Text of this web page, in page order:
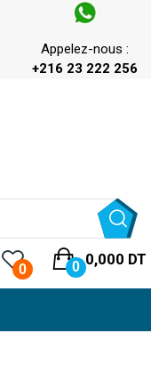
Appelez-nous :
+216 23 222 256
0
0,000 DT
0